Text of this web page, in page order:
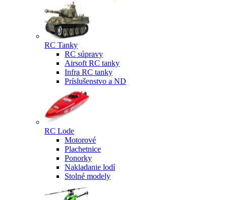
RC Tanky
RC súpravy
Airsoft RC tanky
Infra RC tanky
Príslušenstvo a ND
RC Lode
Motorové
Plachetnice
Ponorky
Nakladanie lodí
Stolné modely